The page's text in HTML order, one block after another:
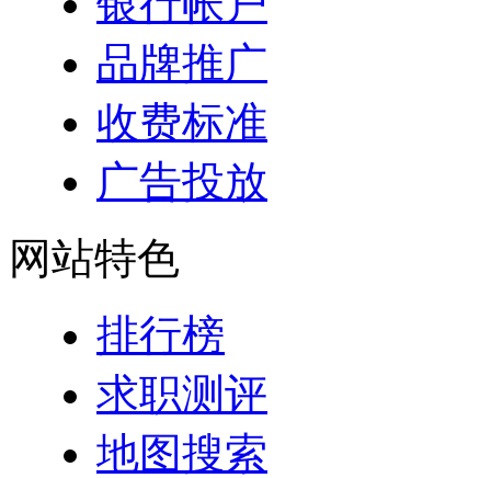
品牌推广
收费标准
广告投放
网站特色
排行榜
求职测评
地图搜索